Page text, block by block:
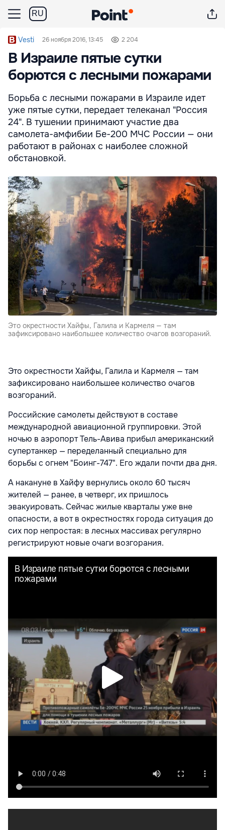
RU
Vesti 26 ноября 2016, 13:45 2 204
В Израиле пятые сутки
борются с лесными пожарами
Борьба с лесными пожарами в Израиле идет
уже пятые сутки, передает телеканал "Россия
24". В тушении принимают участие два
самолета-амфибии Бе-200 МЧС России — они
работают в районах с наиболее сложной
обстановкой.
Это окрестности Хайфы, Галила и Кармеля — там
зафиксировано наибольшее количество очагов возгораний.
Это окрестности Хайфы, Галила и Кармеля — там
зафиксировано наибольшее количество очагов
возгораний.
Российские самолеты действуют в составе
международной авиационной группировки. Этой
ночью в аэропорт Тель-Авива прибыл американский
супертанкер — переделанный специально для
борьбы с огнем "Боинг-747". Его ждали почти два дня.
А накануне в Хайфу вернулись около 60 тысяч
жителей — ранее, в четверг, их пришлось
эвакуировать. Сейчас жилые кварталы уже вне
опасности, а вот в окрестностях города ситуация до
сих пор непростая: в лесных массивах регулярно
регистрируют новые очаги возгорания.